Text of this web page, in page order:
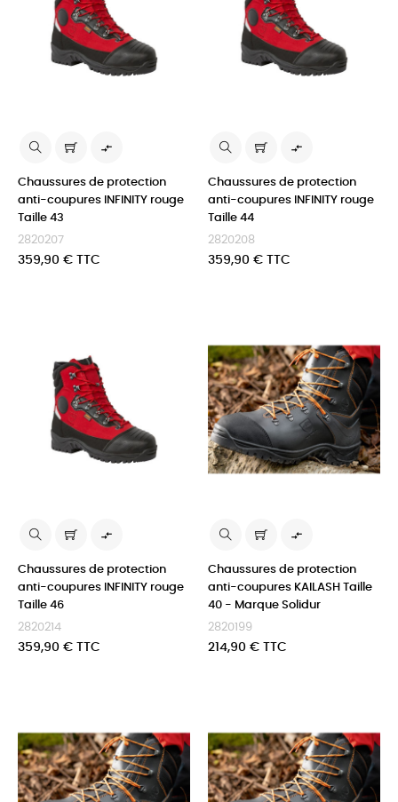

Chaussures de protection
anti-coupures INFINITY rouge
Taille 43
2820207
Prix
359,90 € TTC

Chaussures de protection
anti-coupures INFINITY rouge
Taille 44
2820208
Prix
359,90 € TTC

Chaussures de protection
anti-coupures INFINITY rouge
Taille 46
2820214
Prix
359,90 € TTC

Chaussures de protection
anti-coupures KAILASH Taille
40 - Marque Solidur
2820199
Prix
214,90 € TTC